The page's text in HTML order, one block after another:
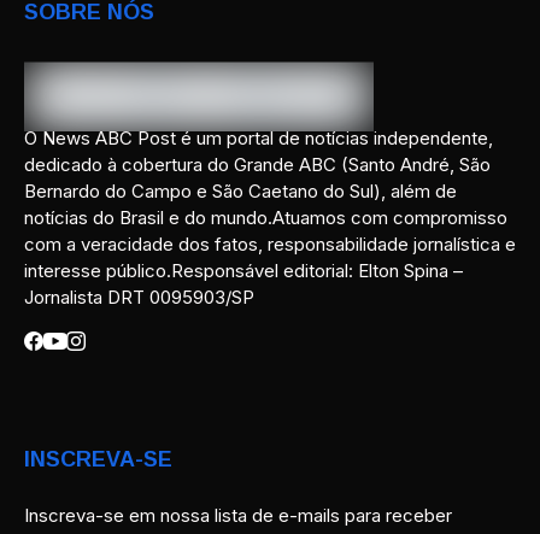
SOBRE NÓS
O News ABC Post é um portal de notícias independente,
dedicado à cobertura do Grande ABC (Santo André, São
Bernardo do Campo e São Caetano do Sul), além de
notícias do Brasil e do mundo.Atuamos com compromisso
com a veracidade dos fatos, responsabilidade jornalística e
interesse público.Responsável editorial: Elton Spina –
Jornalista DRT 0095903/SP
INSCREVA-SE
Inscreva-se em nossa lista de e-mails para receber